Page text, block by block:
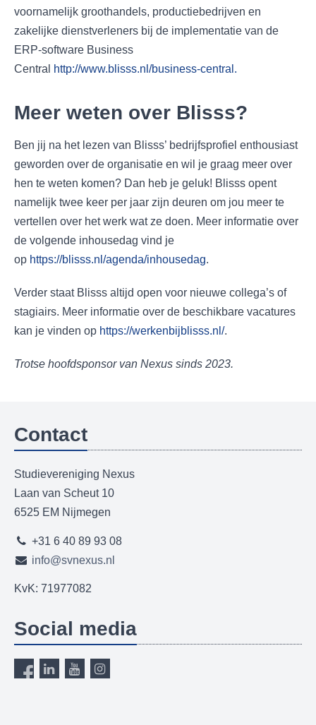
voornamelijk groothandels, productiebedrijven en
zakelijke dienstverleners bij de implementatie van de
ERP-software Business
Central
http://www.blisss.nl/business-central.
Meer weten over Blisss?
Ben jij na het lezen van Blisss’ bedrijfsprofiel enthousiast
geworden over de organisatie en wil je graag meer over
hen te weten komen? Dan heb je geluk! Blisss opent
namelijk twee keer per jaar zijn deuren om jou meer te
vertellen over het werk wat ze doen. Meer informatie over
de volgende inhousedag vind je
op https://blisss.nl/agenda/inhousedag.
Verder staat Blisss altijd open voor nieuwe collega’s of
stagiairs. Meer informatie over de beschikbare vacatures
kan je vinden op https://werkenbijblisss.nl/.
Trotse hoofdsponsor van Nexus sinds 2023.
Contact
Studievereniging Nexus
Laan van Scheut 10
6525 EM Nijmegen
+31 6 40 89 93 08
info@svnexus.nl
KvK: 71977082
Social media